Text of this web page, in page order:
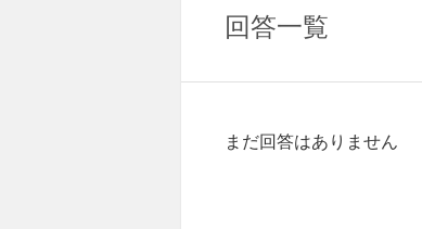
回答一覧
まだ回答はありません